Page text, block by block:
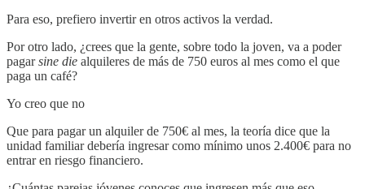
Para eso, prefiero invertir en otros activos la verdad.
Por otro lado, ¿crees que la gente, sobre todo la joven, va a poder
pagarsine die alquileres de más de 750 euros al mes como el que
paga un café?
Yo creo que no
Que para pagar un alquiler de 750€ al mes, la teoría dice que la
unidad familiar debería ingresar como mínimo unos 2.400€ para no
entrar en riesgo financiero.